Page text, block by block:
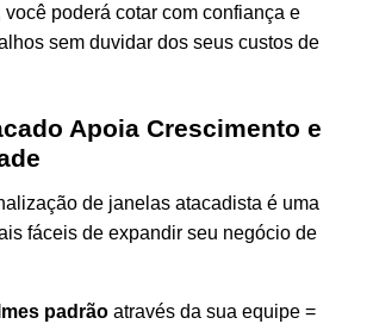
poderá cotar com confiança e
sem duvidar dos seus custos de
Apoia Crescimento e
de janelas atacadista é uma
fáceis de expandir seu negócio de
padrão através da sua equipe =